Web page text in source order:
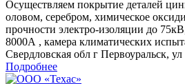
Осуществляем покрытие деталей
оловом, серебром, химическое
прочности электро-изоляции до
8000А , камера климатических
Свердловская обл г Первоуральск,
Подробнее